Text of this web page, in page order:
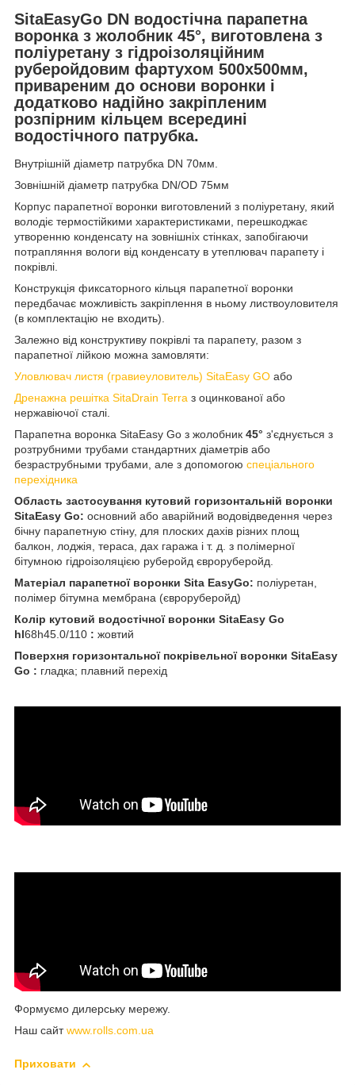
SitaEasyGo DN водостічна парапетна
воронказ жолобник 45°, виготовлена з
поліуретану з гідроізоляційним
руберойдовим фартухом 500х500мм,
привареним до основи воронки і
додатково надійно закріпленим
розпірним кільцем всередині
водостічного патрубка.
Внутрішній діаметр патрубка DN 70мм.
Зовнішній діаметр патрубка DN/OD 75мм
Корпус парапетної воронки виготовлений з поліуретану, який
володіє термостійкими характеристиками, перешкоджає
утворенню конденсату на зовнішніх стінках, запобігаючи
потрапляння вологи від конденсату в утеплювач парапету і
покрівлі.
Конструкція фиксаторного кільця парапетної воронки
передбачає можливість закріплення в ньому листвоуловителя
(в комплектацію не входить).
Залежно від конструктиву покрівлі та парапету, разом з
парапетної лійкою можна замовляти:
Уловлювач листя (гравиеуловитель) SitaEasy GO або
Дренажна решітка SitaDrain Terra з оцинкованої або
нержавіючої сталі.
Парапетна воронка SitaEasy Go з жолобник 45° з'єднується з
розтрубними трубами стандартних діаметрів або
безраструбными трубами, але з допомогою спеціального
перехідника
Область застосування кутовий горизонтальній воронки
SitaEasy Go: основний або аварійний водовідведення через
бічну парапетную стіну, для плоских дахів різних площ
балкон, лоджія, тераса, дах гаража і т. д. з полімерної
бітумною гідроізоляцією руберойд євроруберойд.
Матеріал парапетної воронки Sita EasyGo: поліуретан,
полімер бітумна мембрана (євроруберойд)
Колір кутовий водостічної воронки SitaEasy Go
hl68h45.0/110 : жовтий
Поверхня горизонтальної покрівельної воронки SitaEasy
Go : гладка; плавний перехід
Формуємо дилерську мережу.
Наш сайтwww.rolls.com.ua
Приховати